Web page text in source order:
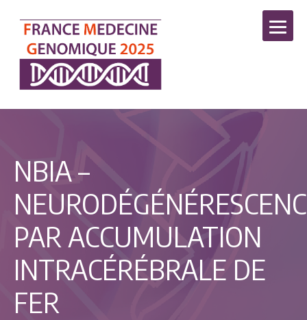
NBIA –
PAR ACCUMULATION
INTRACÉRÉBRALE DE
FER